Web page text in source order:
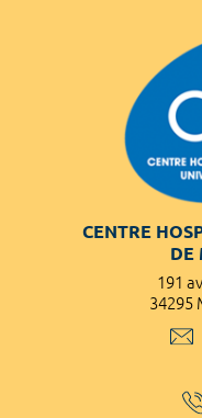
CENTRE
DE
191
34295